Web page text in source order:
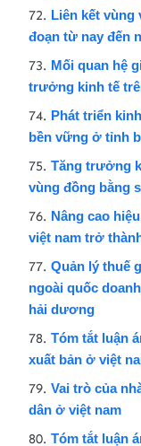
Liên kết vùng
đoạn từ nay đến
Mối quan hệ
trưởng kinh tế
Phát triển
bền vững ở tỉnh
Tăng trưởng
vùng đồng bằng
Nâng cao
việt nam trở
Quản lý thuế
ngoài quốc
hải dương
Tóm tắt luận
xuất bản ở việt
Vai trò của
dân ở việt nam
Tóm tắt luận